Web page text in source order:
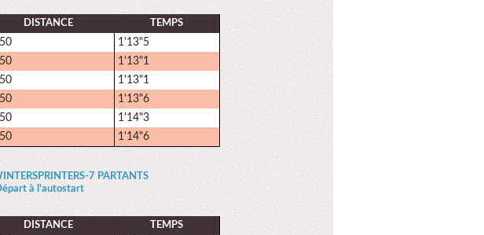
DISTANCE TEMPS
1'13"5
1'13"1
1'13"1
1'13"6
1'14"3
1'14"6
7 PARTANTS
à l'autostart
DISTANCE TEMPS